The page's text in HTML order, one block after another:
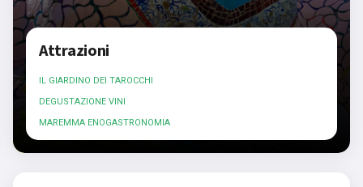
Attrazioni
IL GIARDINO DEI TAROCCHI
DEGUSTAZIONE VINI
MAREMMA ENOGASTRONOMIA